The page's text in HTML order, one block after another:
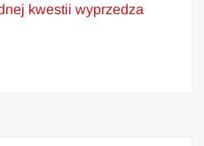
kwestii wyprzedza